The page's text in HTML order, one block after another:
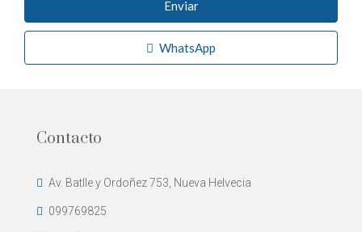
Enviar
WhatsApp
Contacto
Av. Batlle y Ordoñez 753, Nueva Helvecia
099769825